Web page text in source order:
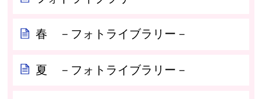
春 －フォトライブラリー－
夏 －フォトライブラリー－